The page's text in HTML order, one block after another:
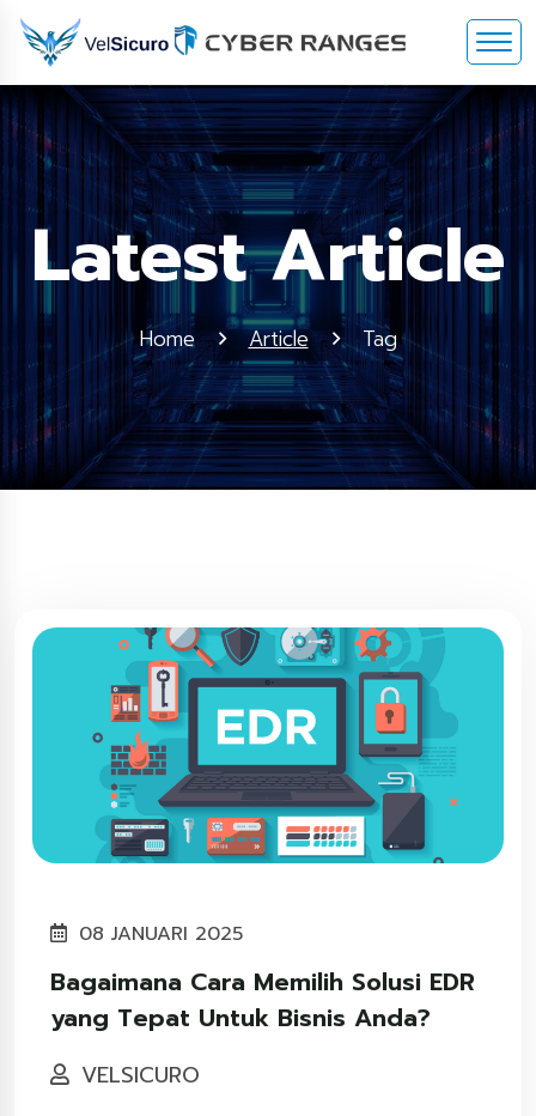
Latest Article
Home Article Tag
08 JANUARI 2025
Bagaimana Cara Memilih Solusi EDR
yang Tepat Untuk Bisnis Anda?
VELSICURO